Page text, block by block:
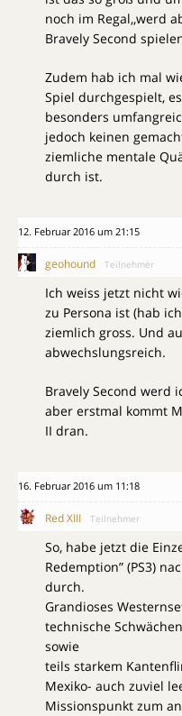
noch im Regal,,werd
Bravely Second
Zudem hab ich mal
Spiel durchgespielt,
besonders
jedoch keinen
ziemliche mentale
durch ist.
12. Februar 2016 um 21:15
geohound Teilnehmer
Ich weiss jetzt nicht
zu Persona ist (hab
ziemlich gross. Und
abwechslungsreich.
Bravely Second werd
aber erstmal kommt
II dran.
16. Februar 2016 um 11:18
Red XIII Teilnehmer
So, habe jetzt die
Redemption” (PS3)
durch.
Grandioses
technische
sowie
teils starkem
Mexiko- auch zuviel
Missionspunkt zum